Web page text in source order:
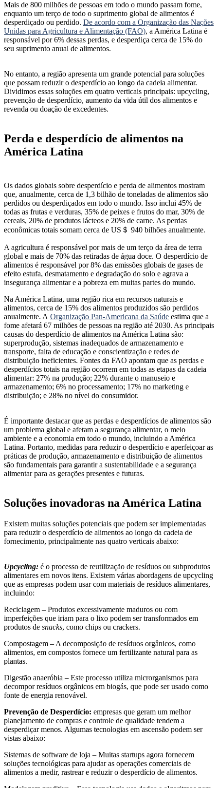
Mais de 800 milhões de pessoas em todo o mundo passam fome,
enquanto um terço de todo o suprimento global de alimentos é
desperdiçado ou perdido. De acordo com a Organização das Nações
Unidas para Agricultura e Alimentação (FAO), a América Latina é
responsável por 6% dessas perdas, e desperdiça cerca de 15% do
seu suprimento anual de alimentos.
No entanto, a região apresenta um grande potencial para soluções
que possam reduzir o desperdício ao longo da cadeia alimentar.
Dividimos essas soluções em quatro verticais principais: upcycling,
prevenção de desperdício, aumento da vida útil dos alimentos e
revenda ou doação de excedentes.
Perda e desperdício de alimentos na
América Latina
Os dados globais sobre desperdício e perda de alimentos mostram
que, anualmente, cerca de 1,3 bilhão de toneladas de alimentos são
perdidos ou desperdiçados em todo o mundo. Isso inclui 45% de
todas as frutas e verduras, 35% de peixes e frutos do mar, 30% de
cereais, 20% de produtos lácteos e 20% de carne. As perdas
econômicas totais somam cerca de US＄ 940 bilhões anualmente.
A agricultura é responsável por mais de um terço da área de terra
global e mais de 70% das retiradas de água doce. O desperdício de
alimentos é responsável por 8% das emissões globais de gases de
efeito estufa, desmatamento e degradação do solo e agrava a
insegurança alimentar e a pobreza em muitas partes do mundo.
Na América Latina, uma região rica em recursos naturais e
alimentos, cerca de 15% dos alimentos produzidos são perdidos
anualmente. A Organização Pan-Americana da Saúde estima que a
fome afetará 67 milhões de pessoas na região até 2030. As principais
causas do desperdício de alimentos na América Latina são:
superprodução, sistemas inadequados de armazenamento e
transporte, falta de educação e conscientização e redes de
distribuição ineficientes. Fontes da FAO apontam que as perdas e
desperdícios totais na região ocorrem em todas as etapas da cadeia
alimentar: 27% na produção; 22% durante o manuseio e
armazenamento; 6% no processamento; 17% no marketing e
distribuição; e 28% no nível do consumidor.
É importante destacar que as perdas e desperdícios de alimentos são
um problema global e afetam a segurança alimentar, o meio
ambiente e a economia em todo o mundo, incluindo a América
Latina. Portanto, medidas para reduzir o desperdício e aperfeiçoar as
práticas de produção, armazenamento e distribuição de alimentos
são fundamentais para garantir a sustentabilidade e a segurança
alimentar para as gerações presentes e futuras.
Soluções inovadoras na América Latina
Existem muitas soluções potenciais que podem ser implementadas
para reduzir o desperdício de alimentos ao longo da cadeia de
fornecimento, principalmente nas quatro verticais abaixo:
Upcycling: é o processo de reutilização de resíduos ou subprodutos
alimentares em novos itens. Existem várias abordagens de upcycling
que as empresas podem usar com materiais de resíduos alimentares,
incluindo:
Reciclagem – Produtos excessivamente maduros ou com
imperfeições que iriam para o lixo podem ser transformados em
produtos de snacks, como chips ou crackers.
Compostagem – A decomposição de resíduos orgânicos, como
alimentos, em compostos fornece um fertilizante natural para as
plantas.
Digestão anaeróbia – Este processo utiliza microrganismos para
decompor resíduos orgânicos em biogás, que pode ser usado como
fonte de energia renovável.
Prevenção de Desperdício: empresas que geram um melhor
planejamento de compras e controle de qualidade tendem a
desperdiçar menos. Algumas tecnologias em ascensão podem ser
vistas abaixo:
Sistemas de software de loja – Muitas startups agora fornecem
soluções tecnológicas para ajudar as operações comerciais de
alimentos a medir, rastrear e reduzir o desperdício de alimentos.